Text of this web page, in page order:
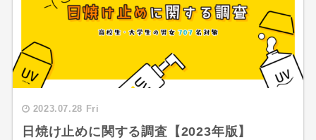
2023.07.28 Fri
日焼け止めに関する調査【2023年版】